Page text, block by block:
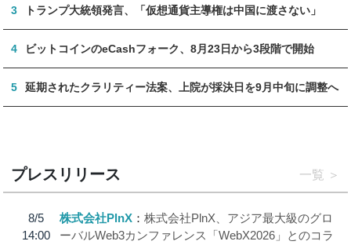
3 トランプ大統領発言、「仮想通貨主導権は中国に渡さない」
4 ビットコインのeCashフォーク、8月23日から3段階で開始
5 延期されたクラリティー法案、上院が採決日を9月中旬に調整へ
プレスリリース 一覧
8/5
14:00
株式会社PlnX
株式会社PlnX、アジア最大級のグロ
ーバルWeb3カンファレンス「WebX2026」とのコラ